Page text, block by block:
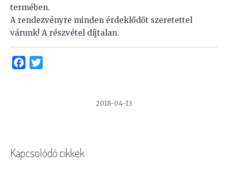
termében.
A rendezvényre minden érdeklődőt szeretettel
várunk! A részvétel díjtalan.
Facebook
2018-04-13
Kapcsolódó cikkek